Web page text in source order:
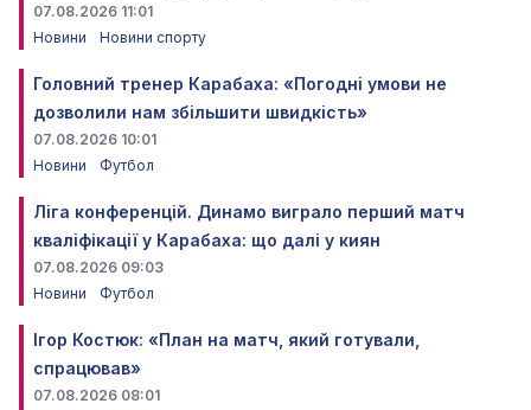
07.08.2026 11:01
Новини
Новини спорту
Головний тренер Карабаха: «Погодні умови не
дозволили нам збільшити швидкість»
07.08.2026 10:01
Новини
Футбол
Ліга конференцій. Динамо виграло перший матч
кваліфікації у Карабаха: що далі у киян
07.08.2026 09:03
Новини
Футбол
Ігор Костюк: «План на матч, який готували,
спрацював»
07.08.2026 08:01